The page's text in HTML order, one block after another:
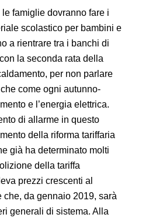
famiglie dovranno fare i
scolastico per bambini e
a rientrare tra i banchi di
la seconda rata della
per non parlare
come ogni autunno-
e l’energia elettrica.
di allarme in questo
della riforma tariffaria
già ha determinato molti
della tariffa
prezzi crescenti al
che, da gennaio 2019, sarà
generali di sistema. Alla